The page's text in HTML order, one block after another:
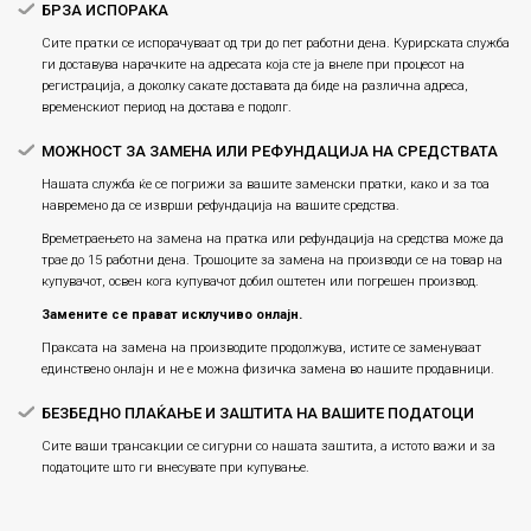
БРЗА ИСПОРАКА
Сите пратки се испорачуваат од три до пет работни дена. Курирската служба
ги доставува нарачките на адресата која сте ја внеле при процесот на
регистрација, а доколку сакате доставата да биде на различна адреса,
временскиот период на достава е подолг.
МОЖНОСТ ЗА ЗАМЕНА ИЛИ РЕФУНДАЦИЈА НА СРЕДСТВАТА
Нашата служба ќе се погрижи за вашите заменски пратки, како и за тоа
навремено да се изврши рефундација на вашите средства.
Времетраењето на замена на пратка или рефундацијa на средства може да
трае до 15 работни дена. Трошоците за замена на производи се на товар на
купувачот, освен кога купувачот добил оштетен или погрешен производ.
Замените се прават исклучиво онлајн.
Праксата на замена на производите продолжува, истите се заменуваат
единствено онлајн и не е можна физичка замена во нашите продавници.
БЕЗБЕДНО ПЛАЌАЊЕ И ЗАШТИТА НА ВАШИТЕ ПОДАТОЦИ
Сите ваши трансакции се сигурни со нашата заштита, а истото важи и за
податоците што ги внесувате при купување.